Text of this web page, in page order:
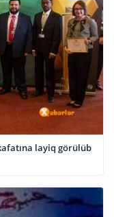
layiq görülüb